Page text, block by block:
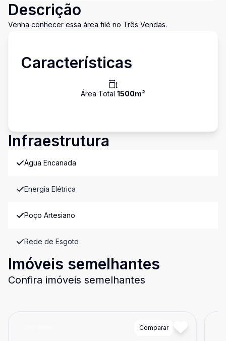
Descrição
Venha conhecer essa área filé no Três Vendas.
Características
Área Total 1500m²
Infraestrutura
Água Encanada
Energia Elétrica
Poço Artesiano
Rede de Esgoto
Imóveis semelhantes
Confira imóveis semelhantes
Comparar